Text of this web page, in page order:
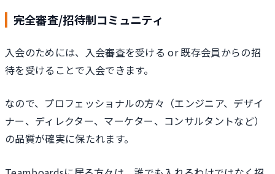
完全審査/招待制コミュニティ
入会のためには、入会審査を受ける or 既存会員からの招
待を受けることで入会できます。
なので、プロフェッショナルの方々（エンジニア、デザイ
ナー、ディレクター、マーケター、コンサルタントなど）
の品質が確実に保たれます。